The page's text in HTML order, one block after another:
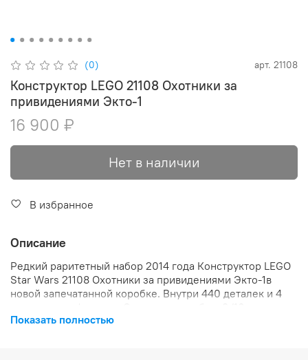
(0) арт. 21108
Конструктор LEGO 21108 Охотники за
привидениями Экто-1
16 900 ₽
Нет в наличии
В избранное
Описание
Редкий раритетный набор 2014 года Конструктор LEGO
Star Wars 21108 Охотники за привидениями Экто-1в
новой запечатанной коробке. Внутри 440 деталек и 4
Показать полностью